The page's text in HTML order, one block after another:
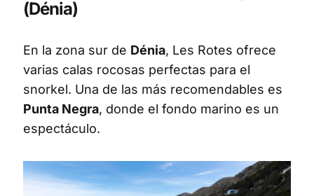
(Dénia)
En la zona sur de Dénia, Les Rotes ofrece
varias calas rocosas perfectas para el
snorkel. Una de las más recomendables es
Punta Negra, donde el fondo marino es un
espectáculo.